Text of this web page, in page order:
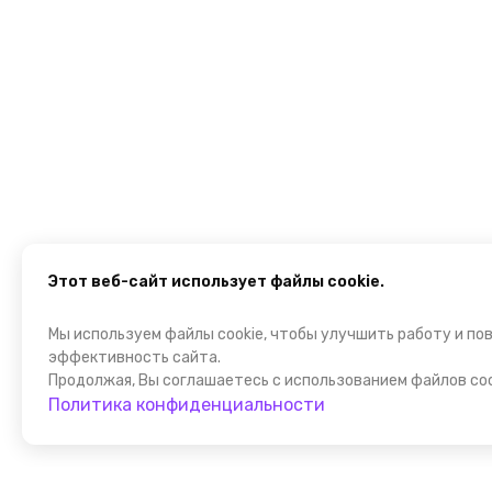
Этот веб-сайт использует файлы cookie.
Мы используем файлы cookie, чтобы улучшить работу и
эффективность сайта.
Продолжая, Вы соглашаетесь с использованием файлов
Политика конфиденциальности